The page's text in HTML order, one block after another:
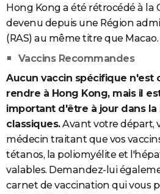
Hong Kong a été rétrocédé à la
devenu depuis une Région
(RAS) au même titre que Macao.
Vaccins Recommandes
Aucun vaccin spécifique n'est
rendre à Hong Kong, mais il
important d'être à jour dans la
classiques.Avant votre départ,
médecin traitant que vos
tétanos, la poliomyélite et
valables. Demandez-lui
carnet de vaccination qui vous